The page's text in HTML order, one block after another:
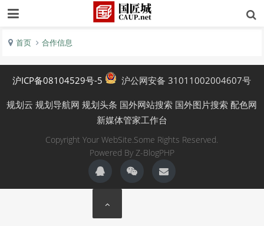
首页 合作信息
沪ICP备08104529号-5 沪公网安备 31011002004607号
规划云 规划导航网 规划头条 国外网站搜索 国外图片搜索 配色网
新媒体管家工作台
Copyright Your WebSite.Some Rights Reserved.
Powered By Z-BlogPHP